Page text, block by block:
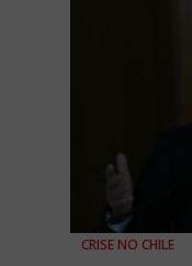
CRISE NO CHILE